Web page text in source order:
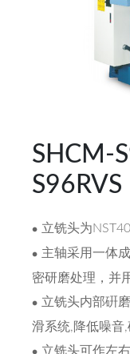
SHCM-
S96RVS
立铣头为
主轴采用一体
密研磨处理，并
立铣头内部硏
滑系统,降低噪音,
立铣头可作左